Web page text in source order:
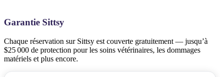
Garantie Sittsy
Chaque réservation sur Sittsy est couverte gratuitement — jusqu’à
$25 000 de protection pour les soins vétérinaires, les dommages
matériels et plus encore.